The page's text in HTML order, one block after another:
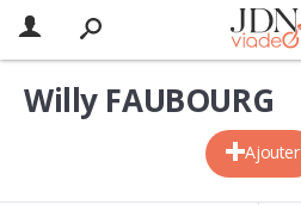
Ajouter
Willy FAUBOURG